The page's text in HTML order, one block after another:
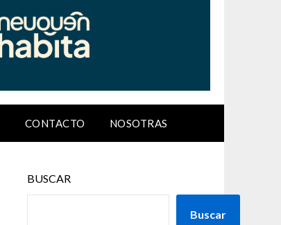
CONTACTO NOSOTRAS
BUSCAR
Buscar